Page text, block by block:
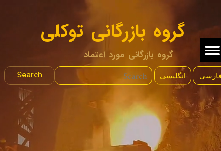
Search انگلیسی فارسی
گروه بازرگانی توکلی
گروه بازرگانی مورد اعتماد